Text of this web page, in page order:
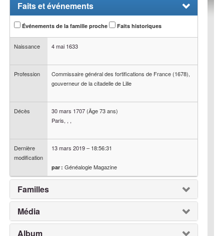
Faits et événements
Événements de la famille proche Faits historiques
Naissance 4 mai 1633
Profession
Commissaire général des fortifications de France (1678),
gouverneur de la citadelle de Lille
Décès 30 mars 1707 (Âge 73 ans)
Paris, , ,
Dernière
modification
13 mars 2019– 18:56:31
par : Généalogie Magazine
Familles
Média
Album